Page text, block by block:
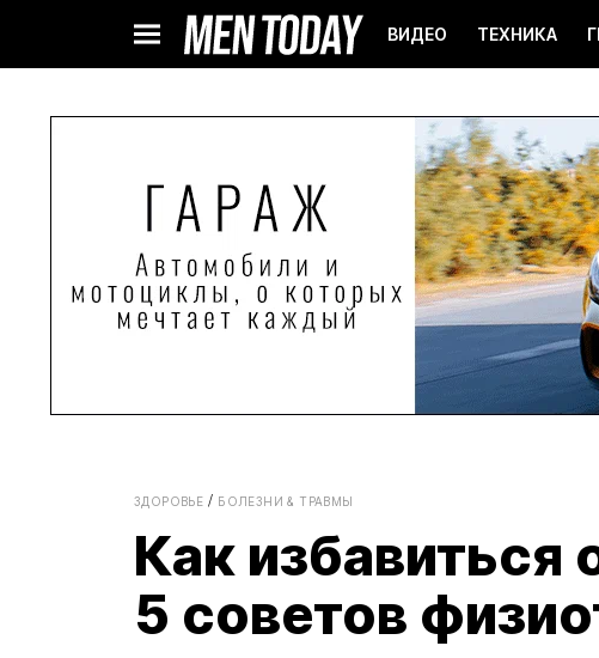
ВИДЕО ТЕХНИКА
ЗДОРОВЬЕ БОЛЕЗНИ & ТРАВМЫ
Как избавиться
5 советов